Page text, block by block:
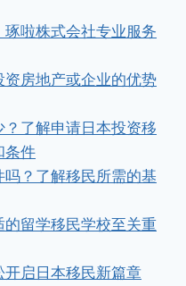
啦株式会社专业服务
房地产或企业的优势
了解申请日本投资移
条件
？了解移民所需的基
留学移民学校至关重
启日本移民新篇章